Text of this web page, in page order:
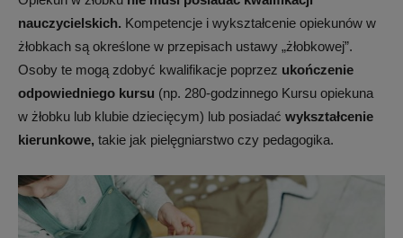
nauczycielskich. Kompetencje i wykształcenie opiekunów w
żłobkach są określone w przepisach ustawy „żłobkowej”.
Osoby te mogą zdobyć kwalifikacje poprzez ukończenie
odpowiedniego kursu (np. 280-godzinnego Kursu opiekuna
w żłobku lub klubie dziecięcym) lub posiadać wykształcenie
kierunkowe, takie jak pielęgniarstwo czy pedagogika.